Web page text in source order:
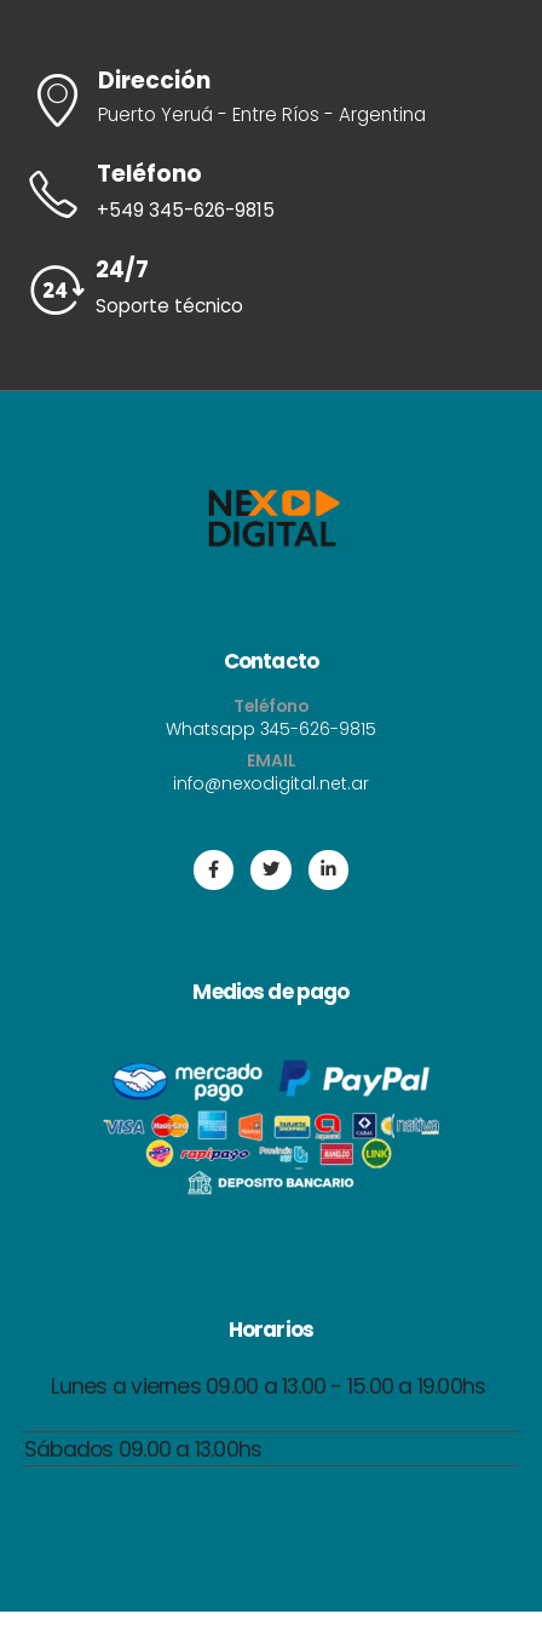
Dirección
Puerto Yeruá - Entre Ríos - Argentina
Teléfono
+549 345-626-9815
24/7
Soporte técnico
Contacto
Teléfono
Whatsapp 345-626-9815
EMAIL
info@nexodigital.net.ar
Medios de pago
Horarios
Lunes a viernes 09.00 a 13.00 - 15.00 a 19.00hs
Sábados 09.00 a 13.00hs